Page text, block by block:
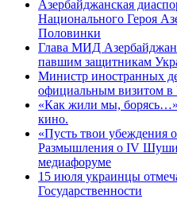
Азербайджанская
Национального Героя
Половинки
Глава МИД
павшим защитникам
Министр иностранных
официальным визитом в
«Как жили мы,
кино.
«Пусть твои убеждения
Размышления о IV
медиафоруме
15 июля украинцы
Государственности